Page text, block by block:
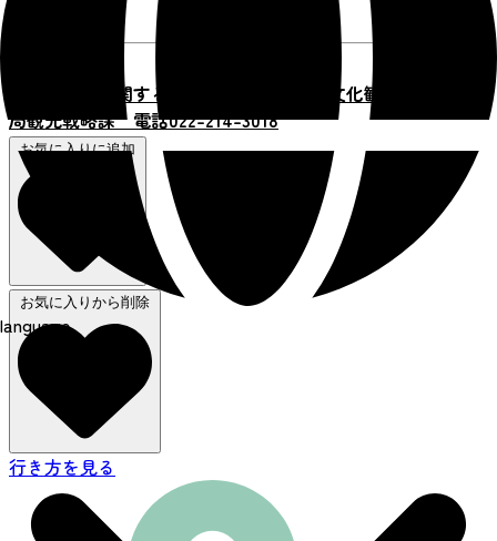
language
本ページに関するお問合せ】 仙台市文化観光
局観光戦略課 電話022-214-3018
お気に入りに追加
お気に入りから削除
行き方を見る